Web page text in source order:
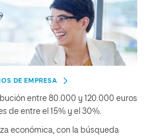
DE EMPRESA
entre 80.000 y 120.000 euros
de entre el 15% y el 30%.
económica, con la búsqueda